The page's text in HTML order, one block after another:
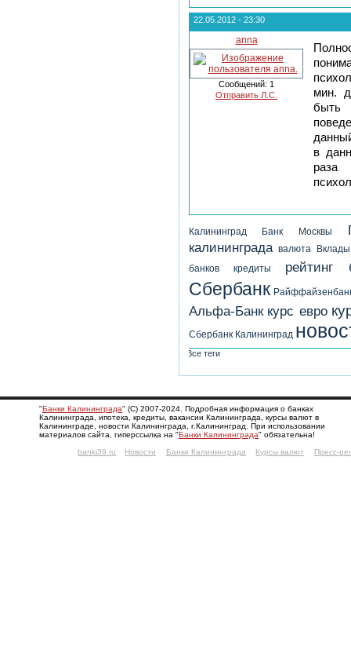
22.05.2012 - 23:30
anna
Сообщений: 1
Отправить Л.С.
мин.
быть
в
раза
Калининград Банк Москвы
калининграда валюта
банков
кредиты рейтинг
Сбербанк
Альфа-Банк курс евро
Сбербанк Калининград
Все теги
"Банки Калининграда" (С) 2007-2024. Подробная информация о банках
Калининграда, ипотека, кредиты, вакансии Калининграда, курсы валют в
Калининграде, новости Калининграда, г.Калининград. При использовании
материалов сайта, гиперссылка на "Банки Калининграда" обязательна!
banki39.ru: Новости Банки Калининграда Курсы валют Пресс-